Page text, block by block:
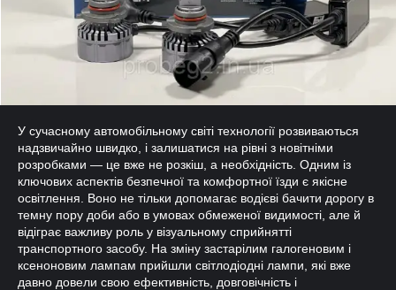
У сучасному автомобільному світі технології розвиваються
надзвичайно швидко, і залишатися на рівні з новітніми
розробками — це вже не розкіш, а необхідність. Одним із
ключових аспектів безпечної та комфортної їзди є якісне
освітлення. Воно не тільки допомагає водієві бачити дорогу в
темну пору доби або в умовах обмеженої видимості, але й
відіграє важливу роль у візуальному сприйнятті
транспортного засобу. На зміну застарілим галогеновим і
ксеноновим лампам прийшли світлодіодні лампи, які вже
давно довели свою ефективність, довговічність і